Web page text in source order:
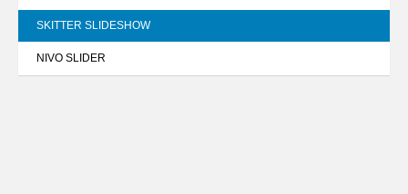
SKITTER SLIDESHOW
NIVO SLIDER